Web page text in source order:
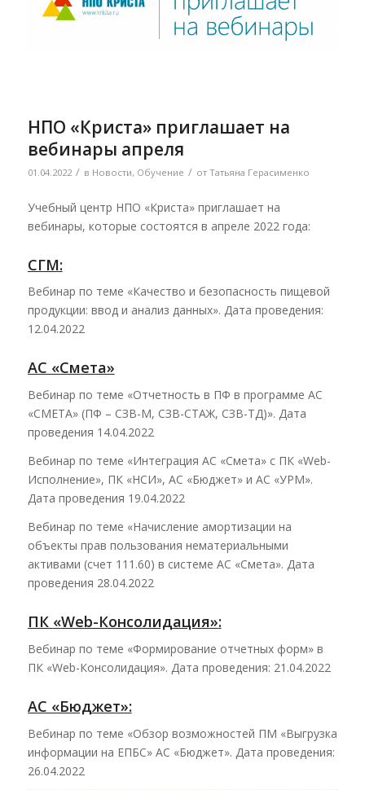
НПО «Криста» приглашает на
вебинары апреля
01.04.2022 / в Новости, Обучение / от Татьяна Герасименко
Учебный центр НПО «Криста» приглашает на
вебинары, которые состоятся в апреле 2022 года:
СГМ:
Вебинар по теме «Качество и безопасность пищевой
продукции: ввод и анализ данных». Дата проведения:
12.04.2022
АС «Смета»
Вебинар по теме «Отчетность в ПФ в программе АС
«СМЕТА» (ПФ – СЗВ-М, СЗВ-СТАЖ, СЗВ-ТД)». Дата
проведения 14.04.2022
Вебинар по теме «Интеграция АС «Смета» с ПК «Web-
Исполнение», ПК «НСИ», АС «Бюджет» и АС «УРМ».
Дата проведения 19.04.2022
Вебинар по теме «Начисление амортизации на
объекты прав пользования нематериальными
активами (счет 111.60) в системе АС «Смета». Дата
проведения 28.04.2022
ПК «Web-Консолидация»:
Вебинар по теме «Формирование отчетных форм» в
ПК «Web-Консолидация». Дата проведения: 21.04.2022
АС «Бюджет»:
Вебинар по теме «Обзор возможностей ПМ «Выгрузка
информации на ЕПБС» АС «Бюджет». Дата проведения:
26.04.2022